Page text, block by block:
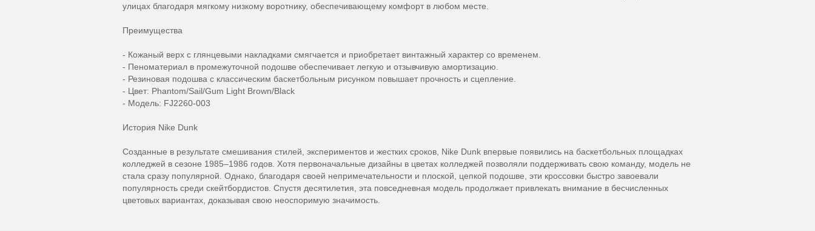
улицах благодаря мягкому низкому воротнику, обеспечивающему комфорт в любом месте.
Преимущества
- Кожаный верх с глянцевыми накладками смягчается и приобретает винтажный характер со временем.
- Пеноматериал в промежуточной подошве обеспечивает легкую и отзывчивую амортизацию.
- Резиновая подошва с классическим баскетбольным рисунком повышает прочность и сцепление.
- Цвет: Phantom/Sail/Gum Light Brown/Black
- Модель: FJ2260-003
История Nike Dunk
Созданные в результате смешивания стилей, экспериментов и жестких сроков, Nike Dunk впервые появились на баскетбольных площадках
колледжей в сезоне 1985–1986 годов. Хотя первоначальные дизайны в цветах колледжей позволяли поддерживать свою команду, модель не
стала сразу популярной. Однако, благодаря своей непримечательности и плоской, цепкой подошве, эти кроссовки быстро завоевали
популярность среди скейтбордистов. Спустя десятилетия, эта повседневная модель продолжает привлекать внимание в бесчисленных
цветовых вариантах, доказывая свою неоспоримую значимость.